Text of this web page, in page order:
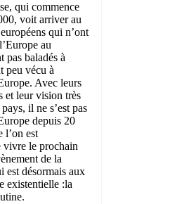
qui commence
voit arriver au
qui n’ont
au
pas baladés à
peu vécu à
Avec leurs
et leur vision très
il ne s’est pas
depuis 20
l’on est
vivre le prochain
de la
est désormais aux
existentielle :la